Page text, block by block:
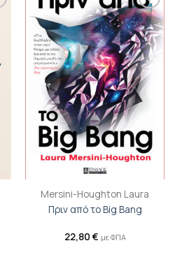
Προσθήκη
βιβλίου
στη λίστα
επιθυμιών
Mersini-Houghton Laura
Πριν από το Big Bang
22,80 € με ΦΠΑ